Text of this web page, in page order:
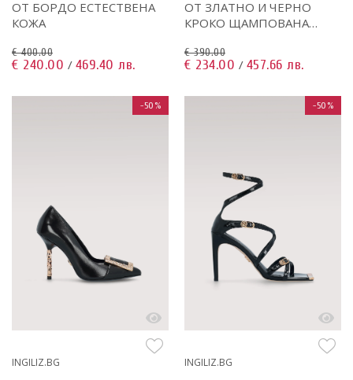
ОТ БОРДО ЕСТЕСТВЕНА
КОЖА
€ 400.00
€ 240.00 / 469.40 лв.
ОТ ЗЛАТНО И ЧЕРНО
КРОКО ЩАМПОВАНА
€ 390.00
€ 234.00 / 457.66 лв.
-50%
INGILIZ.BG
-50%
INGILIZ.BG